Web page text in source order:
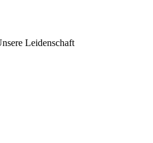
Leidenschaft